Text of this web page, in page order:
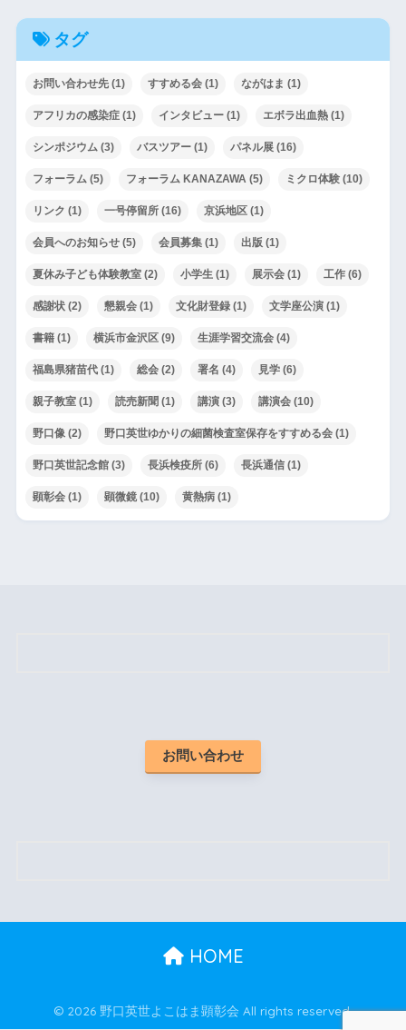
タグ
お問い合わせ先(1) すすめる会(1) ながはま (1)
アフリカの感染症(1) インタビュー(1) エボラ出血熱(1)
シンポジウム(3) バスツアー(1) パネル展(16)
フォーラム(5) フォーラム KANAZAWA(5) ミクロ体験(10)
リンク (1) 一号停留所(16) 京浜地区(1)
会員へのお知らせ(5) 会員募集(1) 出版 (1)
夏休み子ども体験教室(2) 小学生(1) 展示会(1) 工作(6)
感謝状(2) 懇親会(1) 文化財登録(1) 文学座公演(1)
書籍(1) 横浜市金沢区(9) 生涯学習交流会(4)
福島県猪苗代(1) 総会(2) 署名 (4) 見学(6)
親子教室(1) 読売新聞 (1) 講演(3) 講演会(10)
野口像(2) 野口英世ゆかりの細菌検査室保存をすすめる会(1)
野口英世記念館(3) 長浜検疫所(6) 長浜通信(1)
顕彰会(1) 顕微鏡(10) 黄熱病(1)
お問い合わせ
HOME
© 2026 野口英世よこはま顕彰会 All rights reserved.